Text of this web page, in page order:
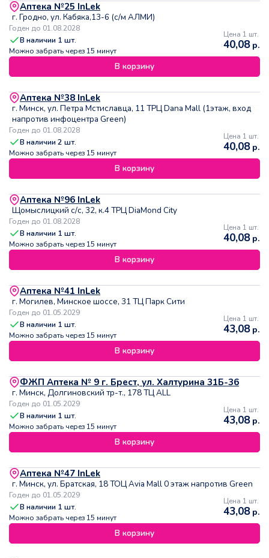
Аптека №25 InLek
г. Гродно, ул. Кабяка,13-6 (с/м АЛМИ)
Годен до 01.08.2028
В наличии 1 шт.
Можно забрать через 15 минут
Цена 1 шт.
40,08р.
В корзину
Аптека №38 InLek
г. Минск, ул. Петра Мстиславца, 11 ТРЦ Dana Mall (1этаж, вход
напротив инфоцентра Green)
Годен до 01.08.2028
В наличии2 шт.
Можно забрать через 15 минут
Цена 1 шт.
40,08р.
В корзину
Аптека №96 InLek
Щомыслицкий с/с, 32, к.4 ТРЦ DiaMond City
Годен до 01.08.2028
В наличии 1 шт.
Можно забрать через 15 минут
Цена 1 шт.
40,08р.
В корзину
Аптека №41 InLek
г. Могилев, Минское шоссе, 31 ТЦ Парк Сити
Годен до 01.05.2029
В наличии 1 шт.
Можно забрать через 15 минут
Цена 1 шт.
43,08р.
В корзину
ФЖП Аптека № 9 г. Брест, ул. Халтурина 31Б-36
г. Минск, Долгиновский тр-т., 178 ТЦ ALL
Годен до 01.05.2029
В наличии 1 шт.
Можно забрать через 15 минут
Цена 1 шт.
43,08р.
В корзину
Аптека №47 InLek
г. Минск, ул. Братская, 18 ТОЦ Avia Mall 0 этаж напротив Green
Годен до 01.05.2029
В наличии 1 шт.
Можно забрать через 15 минут
Цена 1 шт.
43,08р.
В корзину